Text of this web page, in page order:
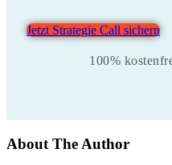
Jetzt Strategie Call sichern
100%
About The Author